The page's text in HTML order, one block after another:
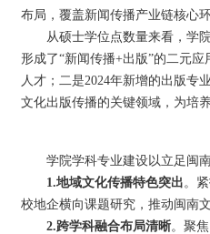
布局，覆盖新闻传播产业链核心
从硕士学位点数量来看，学
形成了“新闻传播+出版”的二元
人才；二是2024年新增的出版专
文化出版传播的关键领域，为培
学院学科专业建设以立足闽
1.地域文化传播特色突出。
校地企横向课题研究，推动闽南
2.跨学科融合布局清晰。聚